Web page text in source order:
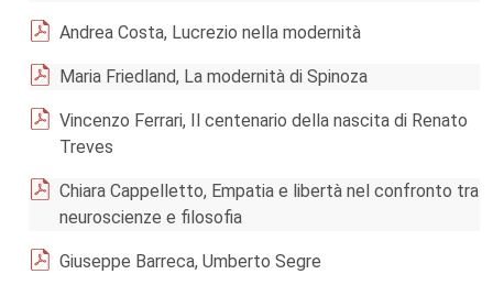
Andrea Costa, Lucrezio nella modernità
Maria Friedland, La modernità di Spinoza
Vincenzo Ferrari, Il centenario della nascita di Renato
Treves
Chiara Cappelletto, Empatia e libertà nel confronto tra
neuroscienze e filosofia
Giuseppe Barreca, Umberto Segre